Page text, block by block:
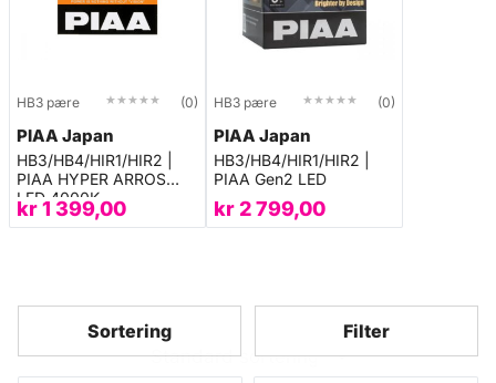
HB3 pære ★★★★★
★★★★★ (0)
PIAA Japan
HB3/HB4/HIR1/HIR2 |
PIAA HYPER ARROS
LED 4000K
kr1 399,00
HB3 pære ★★★★★
★★★★★ (0)
PIAA Japan
HB3/HB4/HIR1/HIR2 |
PIAA Gen2 LED
kr2 799,00
Sortering Filter